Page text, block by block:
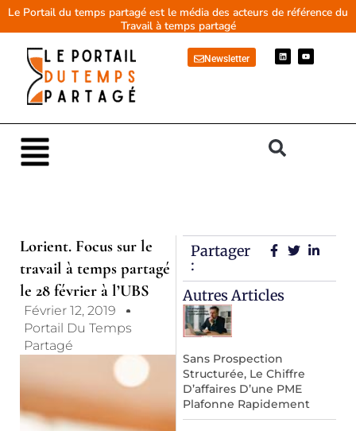
AllerLe Portail du temps partagé est le média des acteurs de référence du
Travail à temps partagé
Newsletter
L
i
n
Y
o
u
Main
Menu
Lorient. Focus sur le
travail à temps partagé
le 28 février à l’UBS
Février 12, 2019
Portail Du Temps
Partagé
Partager
:
Autres Articles
Sans Prospection
Structurée, Le Chiffre
D’affaires D’une PME
Plafonne Rapidement